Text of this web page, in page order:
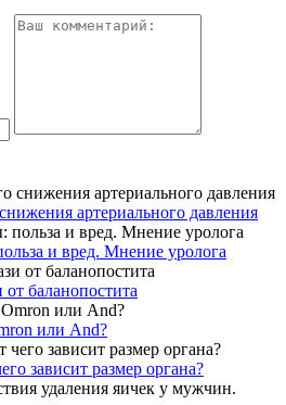
артериального давления
и вред. Мнение уролога
баланопостита
или And?
зависит размер органа?